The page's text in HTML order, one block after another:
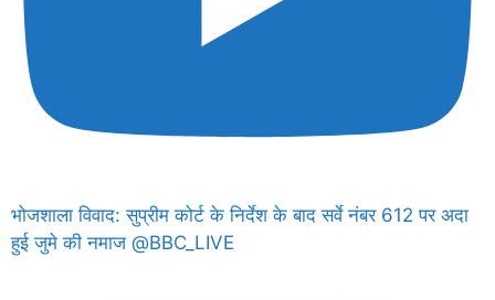
भोजशाला विवाद: सुप्रीम कोर्ट के निर्देश के बाद सर्वे नंबर 612 पर अदा
हुई जुमे की नमाज @BBC_LIVE